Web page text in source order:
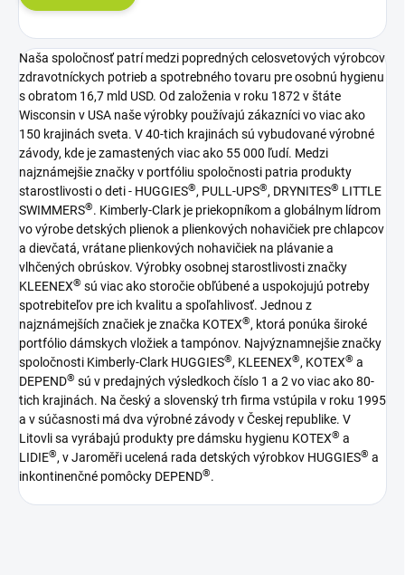
Naša spoločnosť patrí medzi popredných celosvetových výrobcov
zdravotníckych potrieb a spotrebného tovaru pre osobnú hygienu
s obratom 16,7 mld USD. Od založenia v roku 1872 v štáte
Wisconsin v USA naše výrobky používajú zákazníci vo viac ako
150 krajinách sveta. V 40-tich krajinách sú vybudované výrobné
závody, kde je zamastených viac ako 55 000 ľudí. Medzi
najznámejšie značky v portfóliu spoločnosti patria produkty
starostlivosti o deti - HUGGIES®, PULL-UPS®, DRYNITES® LITTLE
SWIMMERS®. Kimberly-Clark je priekopníkom a globálnym lídrom
vo výrobe detských plienok a plienkových nohavičiek pre chlapcov
a dievčatá, vrátane plienkových nohavičiek na plávanie a
vlhčených obrúskov. Výrobky osobnej starostlivosti značky
KLEENEX® sú viac ako storočie obľúbené a uspokojujú potreby
spotrebiteľov pre ich kvalitu a spoľahlivosť. Jednou z
najznámejších značiek je značka KOTEX®, ktorá ponúka široké
portfólio dámskych vložiek a tampónov. Najvýznamnejšie značky
spoločnosti Kimberly-Clark HUGGIES®, KLEENEX®, KOTEX® a
DEPEND® sú v predajných výsledkoch číslo 1 a 2 vo viac ako 80-
tich krajinách. Na český a slovenský trh firma vstúpila v roku 1995
a v súčasnosti má dva výrobné závody v Českej republike. V
Litovli sa vyrábajú produkty pre dámsku hygienu KOTEX® a
LIDIE®, v Jaroměři ucelená rada detských výrobkov HUGGIES® a
inkontinenčné pomôcky DEPEND®.